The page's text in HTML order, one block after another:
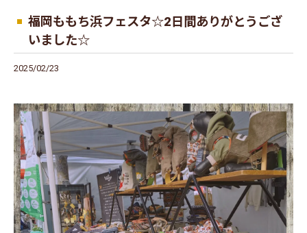
福岡ももち浜フェスタ☆2日間ありがとうござ
いました☆
2025/02/23